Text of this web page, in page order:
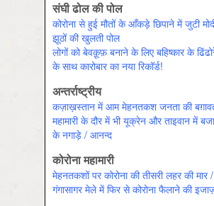
संघी ढोल की पोल
कोरोना से हुई मौतों के आँकड़े छिपाने में जुटी
झूठों की खुलती पोल
लोगों को बेवक़ूफ़ बनाने के लिए बहिष्कार के
के साथ कारोबार का नया रिकॉर्ड!
अन्तर्राष्ट्रीय
कज़ाख़स्तान में आम मेहनतकश जनता की
महामारी के दौर में भी यूक्रेन और ताइवान में
के नगाड़े / आनन्द
कोरोना महामारी
मेहनतकशों पर कोरोना की तीसरी लहर की मार
गंगासागर मेले में फिर से कोरोना फैलाने की